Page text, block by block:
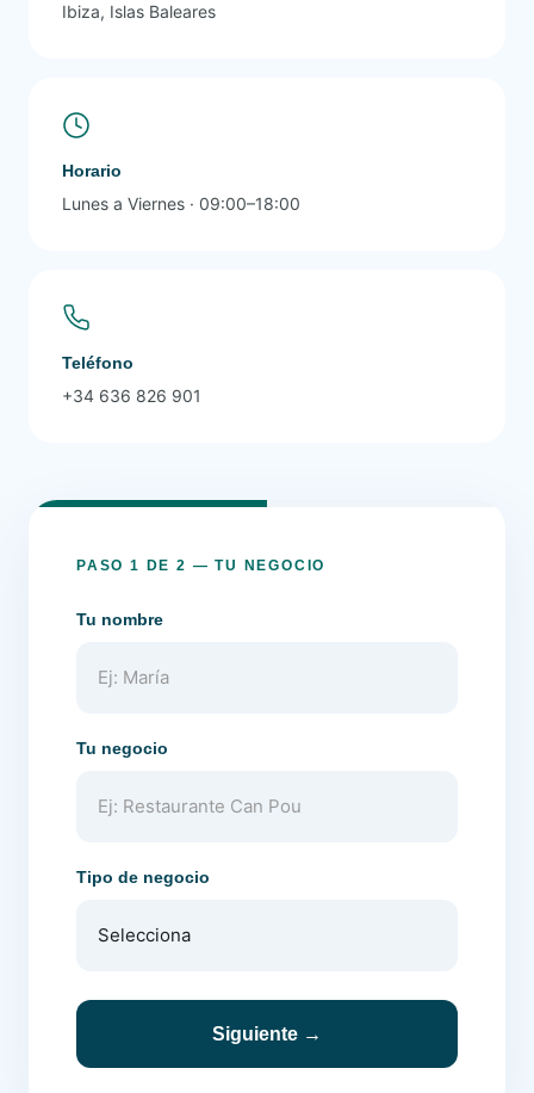
Ibiza, Islas Baleares
Horario
Lunes a Viernes · 09:00–18:00
Teléfono
+34 636 826 901
PASO 1 DE 2 — TU NEGOCIO
Tu nombre
Tu negocio
Tipo de negocio
Siguiente →